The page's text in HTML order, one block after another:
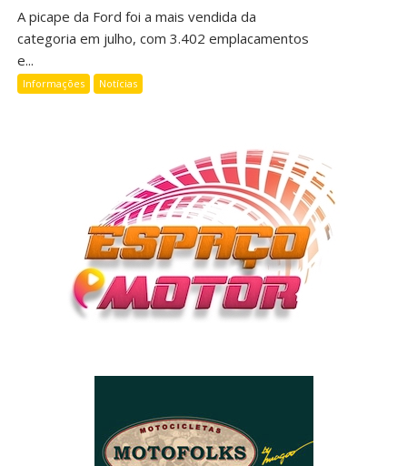
A picape da Ford foi a mais vendida da
categoria em julho, com 3.402 emplacamentos
e...
Informações Notícias